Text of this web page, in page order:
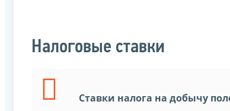
Налоговые ставки
Ставки налога на добычу